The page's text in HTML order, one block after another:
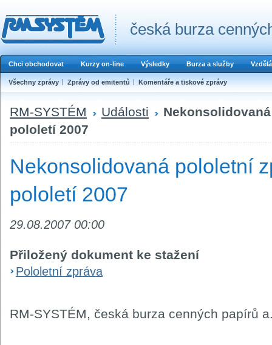
česká burza
Chci obchodovat Kurzy on-line Výsledky Burza a služby
Všechny zprávy Zprávy od emitentů Komentáře a tiskové zprávy
RM-SYSTÉM Události
pololetí 2007
Nekonsolidovaná pololetní
pololetí 2007
29.08.2007 00:00
Přiložený dokument ke stažení
Pololetní zpráva
RM-SYSTÉM, česká burza cenných papírů